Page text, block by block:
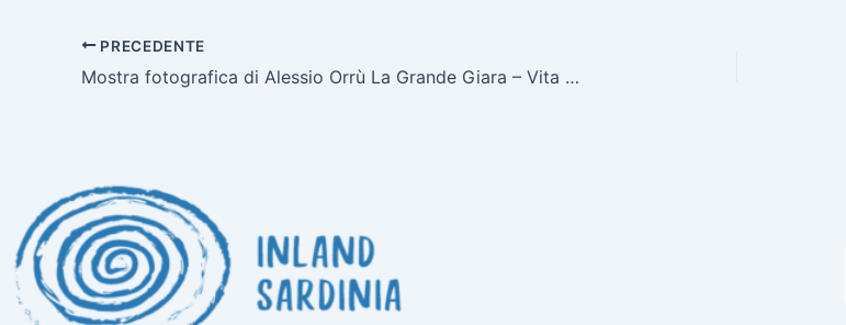
PRECEDENTE
Mostra fotografica di Alessio Orrù La Grande Giara – Vita sull’altopiano